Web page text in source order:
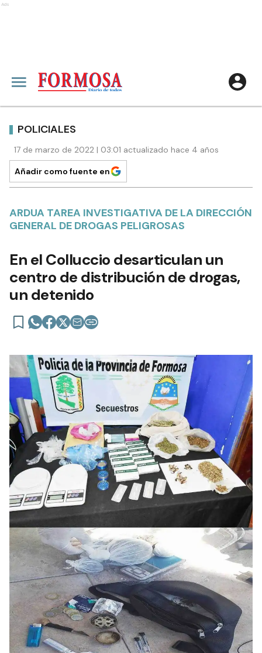
Ads
POLICIALES
17 de marzo de 2022 | 03:01 actualizado hace 4 años
Añadir como fuente en
ARDUA TAREA INVESTIGATIVA DE LA DIRECCIÓN
GENERAL DE DROGAS PELIGROSAS
En el Colluccio desarticulan un
centro de distribución de drogas,
un detenido